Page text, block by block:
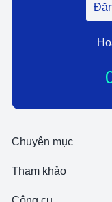
Chuyên mục
Tham khảo